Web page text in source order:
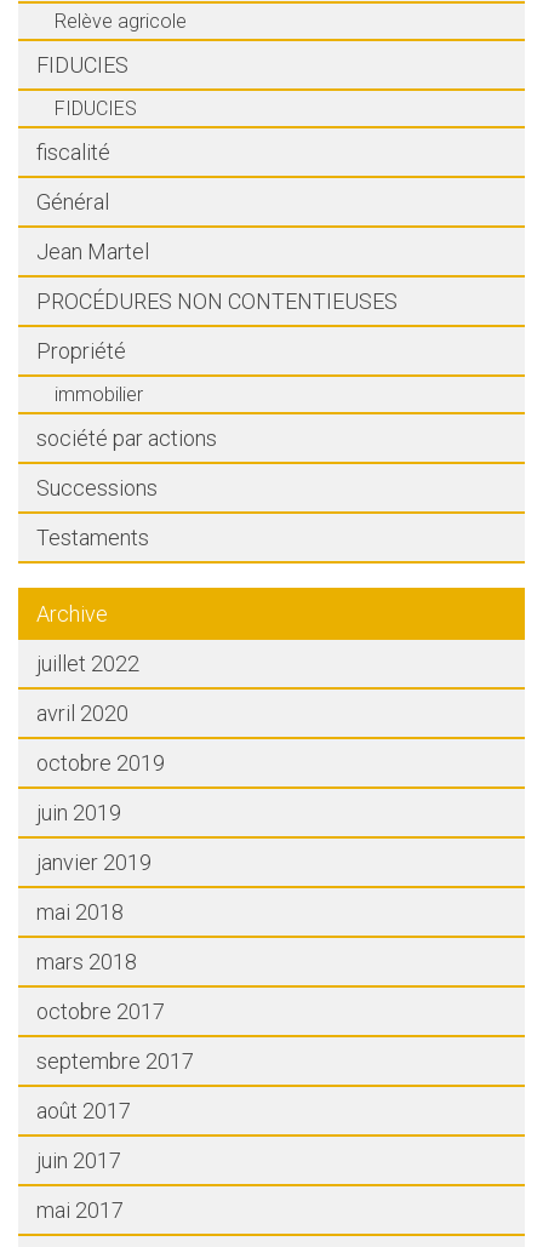
Relève agricole
FIDUCIES
FIDUCIES
fiscalité
Général
Jean Martel
PROCÉDURES NON CONTENTIEUSES
Propriété
immobilier
société par actions
Successions
Testaments
Archive
juillet 2022
avril 2020
octobre 2019
juin 2019
janvier 2019
mai 2018
mars 2018
octobre 2017
septembre 2017
août 2017
juin 2017
mai 2017